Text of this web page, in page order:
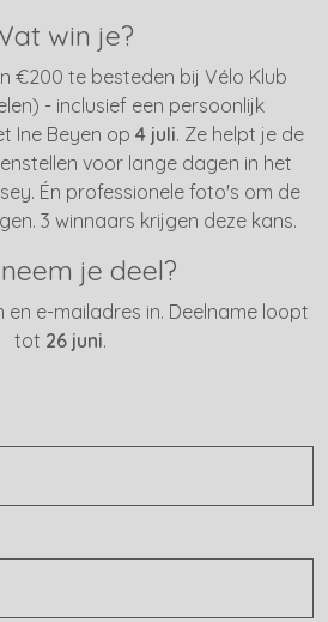
win je?
€200 te besteden bij Vélo Klub
- inclusief een persoonlijk
Ine Beyen op 4 juli. Ze helpt je de
voor lange dagen in het
Én professionele foto's om de
3 winnaars krijgen deze kans.
je deel?
e-mailadres in. Deelname loopt
tot 26 juni.